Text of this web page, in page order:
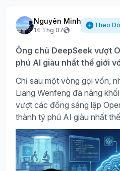
Nguyên Minh
14 Thg 07
Theo
Ông chủ DeepSeek vượt
phú AI giàu nhất thế giới
Chỉ sau một vòng gọi vốn,
Liang Wenfeng đã nâng
vượt các đồng sáng lập
thành tỷ phú AI giàu nhất